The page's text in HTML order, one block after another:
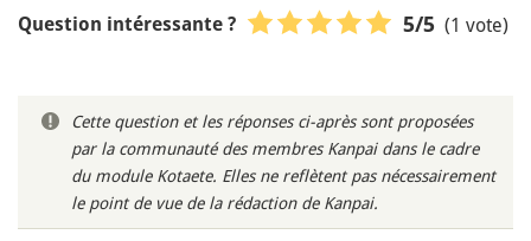
Question intéressante ? 5/5 (1 vote)
Cette question et les réponses ci-après sont proposées
par la communauté des membres Kanpai dans le cadre
du module Kotaete. Elles ne reflètent pas nécessairement
le point de vue de la rédaction de Kanpai.